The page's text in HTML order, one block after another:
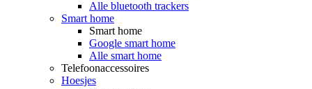
Alle bluetooth trackers
Smart home
Smart home
Google smart home
Alle smart home
Telefoonaccessoires
Hoesjes